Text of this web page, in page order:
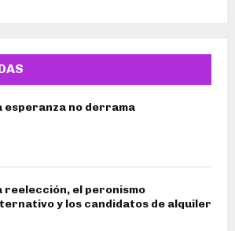
esperanza no derrama
reelección, el peronismo
y los candidatos de alquiler